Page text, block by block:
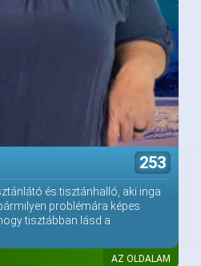
253
és tisztánhalló, aki inga
problémára képes
tisztábban lásd a
AZ OLDALAM